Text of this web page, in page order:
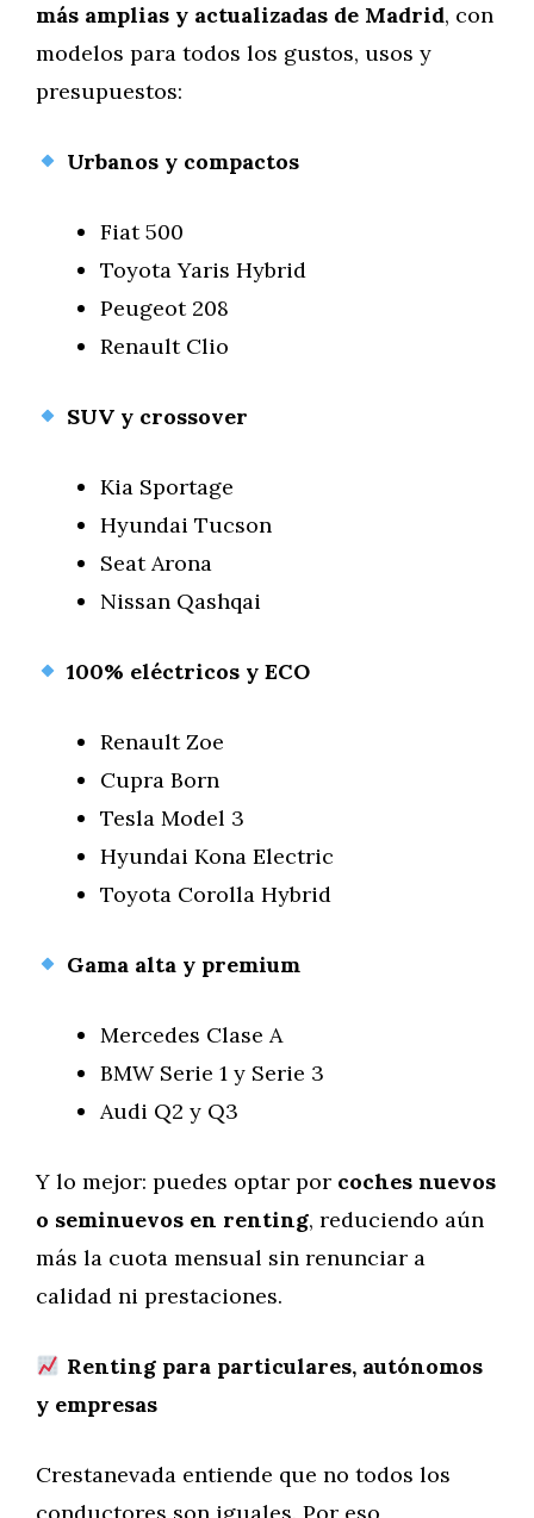
más amplias y actualizadas de Madrid, con
modelos para todos los gustos, usos y
presupuestos:
Urbanos y compactos
Fiat 500
Toyota Yaris Hybrid
Peugeot 208
Renault Clio
SUV y crossover
Kia Sportage
Hyundai Tucson
Seat Arona
Nissan Qashqai
100% eléctricos y ECO
Renault Zoe
Cupra Born
Tesla Model 3
Hyundai Kona Electric
Toyota Corolla Hybrid
Gama alta y premium
Mercedes Clase A
BMW Serie 1 y Serie 3
Audi Q2 y Q3
Y lo mejor: puedes optar por coches nuevos
o seminuevos en renting, reduciendo aún
más la cuota mensual sin renunciar a
calidad ni prestaciones.
Renting para particulares, autónomos
y empresas
Crestanevada entiende que no todos los